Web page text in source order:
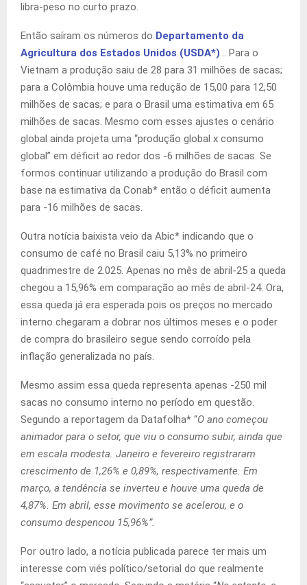
libra-peso no curto prazo.
Então saíram os números do Departamento da
Agricultura dos Estados Unidos (USDA*)… Para o
Vietnam a produção saiu de 28 para 31 milhões de sacas;
para a Colômbia houve uma redução de 15,00 para 12,50
milhões de sacas; e para o Brasil uma estimativa em 65
milhões de sacas. Mesmo com esses ajustes o cenário
global ainda projeta uma “produção global x consumo
global” em déficit ao redor dos -6 milhões de sacas. Se
formos continuar utilizando a produção do Brasil com
base na estimativa da Conab* então o déficit aumenta
para -16 milhões de sacas.
Outra notícia baixista veio da Abic* indicando que o
consumo de café no Brasil caiu 5,13% no primeiro
quadrimestre de 2.025. Apenas no mês de abril-25 a queda
chegou a 15,96% em comparação ao mês de abril-24. Ora,
essa queda já era esperada pois os preços no mercado
interno chegaram a dobrar nos últimos meses e o poder
de compra do brasileiro segue sendo corroído pela
inflação generalizada no país.
Mesmo assim essa queda representa apenas -250 mil
sacas no consumo interno no período em questão.
Segundo a reportagem da Datafolha* “O ano começou
animador para o setor, que viu o consumo subir, ainda que
em escala modesta. Janeiro e fevereiro registraram
crescimento de 1,26% e 0,89%, respectivamente. Em
março, a tendência se inverteu e houve uma queda de
4,87%. Em abril, esse movimento se acelerou, e o
consumo despencou 15,96%”.
Por outro lado, a notícia publicada parece ter mais um
interesse com viés político/setorial do que realmente